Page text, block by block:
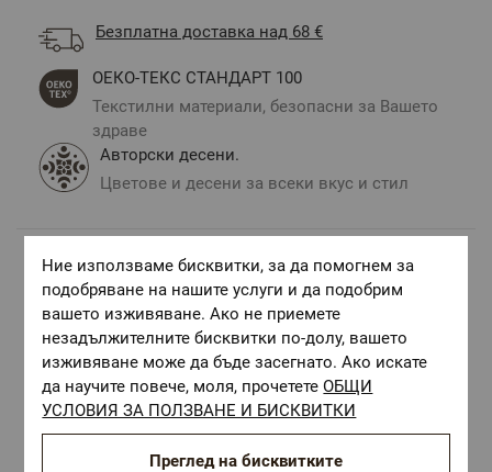
Безплатна доставка над 68 €
ОЕКО-ТЕКС СТАНДАРТ 100
Текстилни материали, безопасни за Вашето
здраве
Авторски десени.
Цветове и десени за всеки вкус и стил
Комбинирай с
Ние използваме бисквитки, за да помогнем за
подобряване на нашите услуги и да подобрим
вашето изживяване. Ако не приемете
незадължителните бисквитки по-долу, вашето
изживяване може да бъде засегнато. Ако искате
да научите повече, моля, прочететеОБЩИ
УСЛОВИЯ ЗА ПОЛЗВАНЕ И БИСКВИТКИ
Преглед на бисквитките